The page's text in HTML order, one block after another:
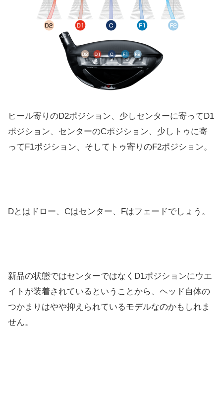
ヒール寄りのD2ポジション、少しセンターに寄ってD1
ポジショ ン、センターのCポジション、少しトゥに寄
ってF1ポジション、 そしてトゥ寄りのF2ポジション。
Dとはドロー、Cはセンター、Fはフェードでしょう。
新品の状態ではセンターではなくD1ポジションにウエ
イトが装着されているということから、 ヘッド自体の
つかまりはやや抑えられているモデルなのかもしれま
せん。